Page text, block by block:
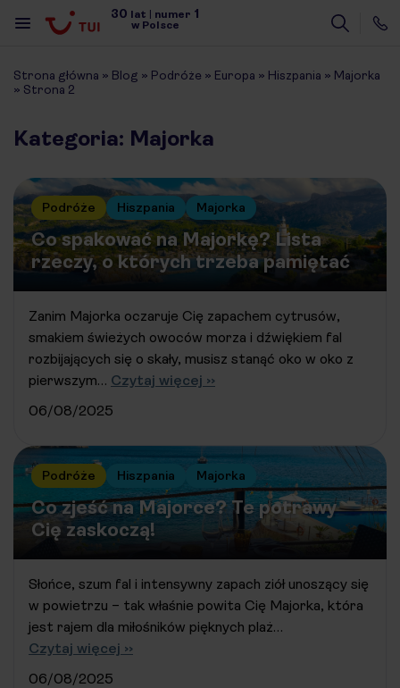
30 lat | numer 1
w Polsce
Strona główna » Blog » Podróże » Europa » Hiszpania » Majorka
» Strona 2
Kategoria: Majorka
Podróże Hiszpania Majorka
Co spakować na Majorkę? Lista
rzeczy, o których trzeba pamiętać
Zanim Majorka oczaruje Cię zapachem cytrusów,
smakiem świeżych owoców morza i dźwiękiem fal
rozbijających się o skały, musisz stanąć oko w oko z
pierwszym… Czytaj więcej ››
06/08/2025
Podróże Hiszpania Majorka
Co zjeść na Majorce? Te potrawy
Cię zaskoczą!
Słońce, szum fal i intensywny zapach ziół unoszący się
w powietrzu – tak właśnie powita Cię Majorka, która
jest rajem dla miłośników pięknych plaż…
Czytaj więcej ››
06/08/2025